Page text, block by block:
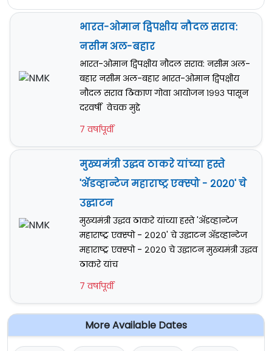
भारत-ओमान द्विपक्षीय नौदल सराव:
नसीम अल-बहार
भारत-ओमान द्विपक्षीय नौदल सराव: नसीम अल-
बहार नसीम अल-बहार भारत-ओमान द्विपक्षीय
नौदल सराव ठिकाण गोवा आयोजन १९९३ पासून
दरवर्षी वेचक मुद्दे
7 वर्षापूर्वी
मुख्यमंत्री उद्धव ठाकरे यांच्या हस्ते
'अ‍ॅडव्हान्टेज महाराष्ट्र एक्स्पो - २०२०' चे
उद्घाटन
मुख्यमंत्री उद्धव ठाकरे यांच्या हस्ते 'अ‍ॅडव्हान्टेज
महाराष्ट्र एक्स्पो - २०२०' चे उद्घाटन अ‍ॅडव्हान्टेज
महाराष्ट्र एक्स्पो - २०२० चे उद्घाटन मुख्यमंत्री उद्धव
ठाकरे यांच
7 वर्षापूर्वी
More Available Dates